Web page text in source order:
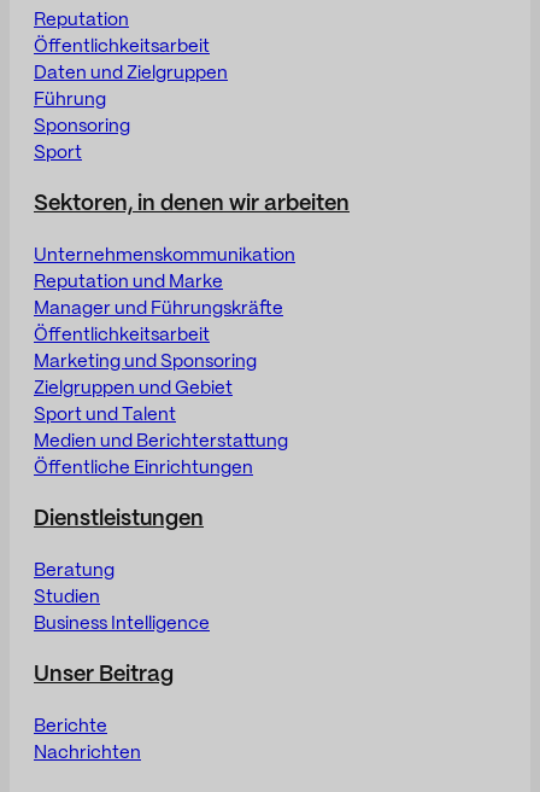
Reputation
Öffentlichkeitsarbeit
Daten und Zielgruppen
Führung
Sponsoring
Sport
Sektoren, in denen wir arbeiten
Unternehmenskommunikation
Reputation und Marke
Manager und Führungskräfte
Öffentlichkeitsarbeit
Marketing und Sponsoring
Zielgruppen und Gebiet
Sport und Talent
Medien und Berichterstattung
Öffentliche Einrichtungen
Dienstleistungen
Beratung
Studien
Business Intelligence
Unser Beitrag
Berichte
Nachrichten